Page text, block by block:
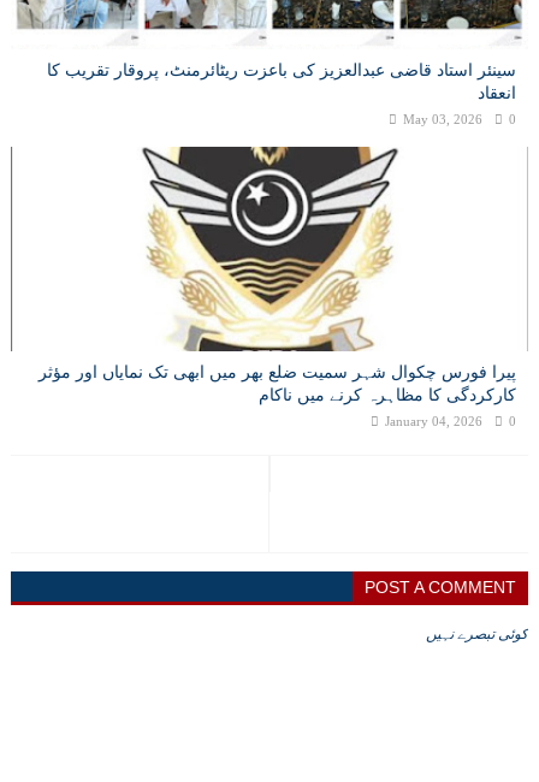
سینئر استاد قاضی عبدالعزیز کی باعزت ریٹائرمنٹ، پروقار تقریب کا
انعقاد
May 03, 2026 0
پیرا فورس چکوال شہر سمیت ضلع بھر میں ابھی تک نمایاں اور مؤثر
کارکردگی کا مظاہرہ کرنے میں ناکام
January 04, 2026 0
POST A COMMENT
کوئی تبصرے نہیں